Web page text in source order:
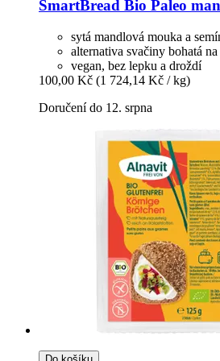
SmartBread Bio Paleo
sytá mandlová mouka a
alternativa svačiny bohatá
vegan, bez lepku a droždí
100,00 Kč (1 724,14 Kč / kg)
Doručení do 12. srpna